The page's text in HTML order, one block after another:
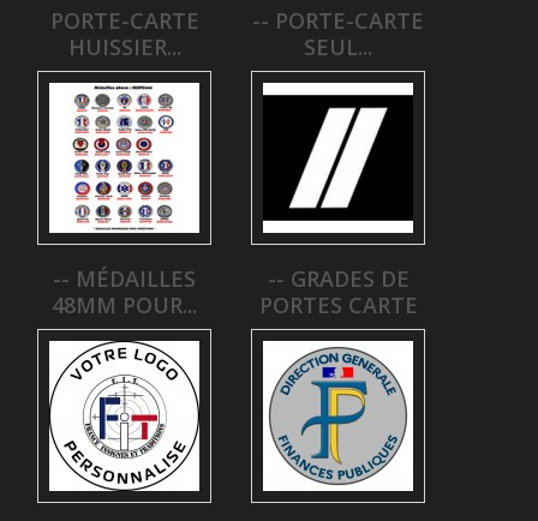
PORTE-CARTE
HUISSIER...
-- PORTE-CARTE
SEUL...
-- MÉDAILLES
48MM POUR...
-- GRADES DE
PORTES CARTE